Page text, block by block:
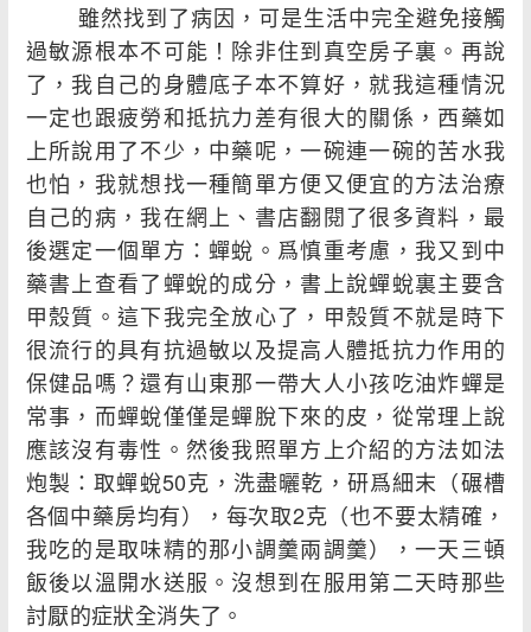
雖然找到了病因，可是生活中完全避免接觸
過敏源根本不可能！除非住到真空房子裏。再說
了，我自己的身體底子本不算好，就我這種情況
一定也跟疲勞和抵抗力差有很大的關係，西藥如
上所說用了不少，中藥呢，一碗連一碗的苦水我
也怕，我就想找一種簡單方便又便宜的方法治療
自己的病，我在網上、書店翻閱了很多資料，最
後選定一個單方：蟬蛻。爲慎重考慮，我又到中
藥書上查看了蟬蛻的成分，書上說蟬蛻裏主要含
甲殼質。這下我完全放心了，甲殼質不就是時下
很流行的具有抗過敏以及提高人體抵抗力作用的
保健品嗎？還有山東那一帶大人小孩吃油炸蟬是
常事，而蟬蛻僅僅是蟬脫下來的皮，從常理上說
應該沒有毒性。然後我照單方上介紹的方法如法
炮製：取蟬蛻50克，洗盡曬乾，研爲細末（碾槽
各個中藥房均有），每次取2克（也不要太精確，
我吃的是取味精的那小調羹兩調羹），一天三頓
飯後以溫開水送服。沒想到在服用第二天時那些
討厭的症狀全消失了。